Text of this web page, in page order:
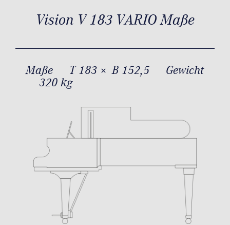
Vision V 183 VARIO Maße
Maße T 183 × B 152,5
Gewicht
320 kg